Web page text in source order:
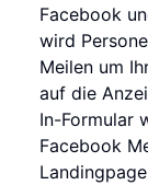
Facebook
wird
Meilen um
auf die
In-Formular
Facebook